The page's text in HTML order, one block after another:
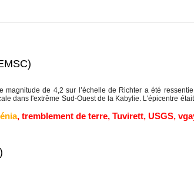
de 4,2 sur l’échelle de Richter a été
dans l'extrême Sud-Ouest de la Kabylie. L'épicentre
, tremblement de terre, Tuvirett, USGS,